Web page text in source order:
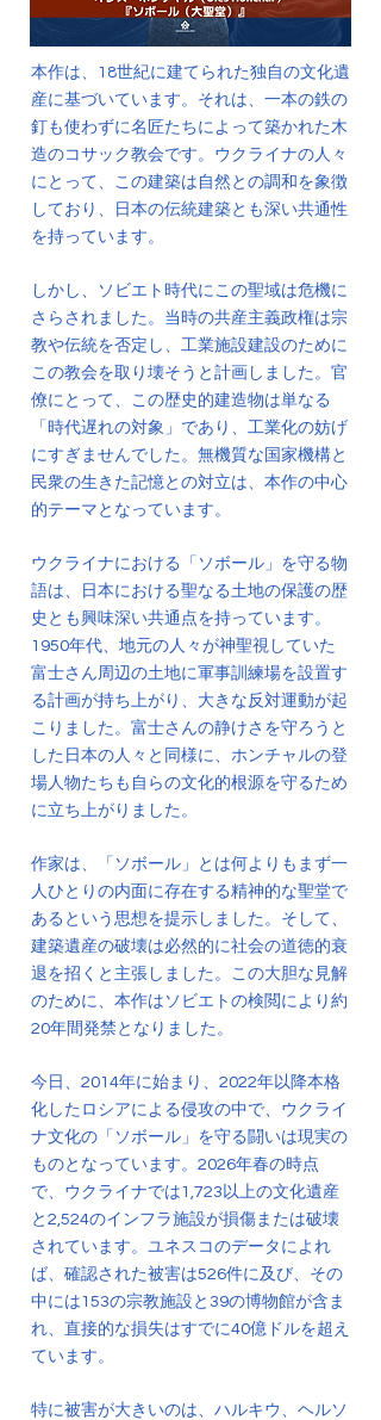
本作は、18世紀に建てられた独自の文化遺
産に基づいています。それは、一本の鉄の
釘も使わずに名匠たちによって築かれた木
造のコサック教会です。ウクライナの人々
にとって、この建築は自然との調和を象徴
しており、日本の伝統建築とも深い共通性
を持っています。
しかし、ソビエト時代にこの聖域は危機に
さらされました。当時の共産主義政権は宗
教や伝統を否定し、工業施設建設のために
この教会を取り壊そうと計画しました。官
僚にとって、この歴史的建造物は単なる
「時代遅れの対象」であり、工業化の妨げ
にすぎませんでした。無機質な国家機構と
民衆の生きた記憶との対立は、本作の中心
的テーマとなっています。
ウクライナにおける「ソボール」を守る物
語は、日本における聖なる土地の保護の歴
史とも興味深い共通点を持っています。
1950年代、地元の人々が神聖視していた
富士さん周辺の土地に軍事訓練場を設置す
る計画が持ち上がり、大きな反対運動が起
こりました。富士さんの静けさを守ろうと
した日本の人々と同様に、ホンチャルの登
場人物たちも自らの文化的根源を守るため
に立ち上がりました。
作家は、「ソボール」とは何よりもまず一
人ひとりの内面に存在する精神的な聖堂で
あるという思想を提示しました。そして、
建築遺産の破壊は必然的に社会の道徳的衰
退を招くと主張しました。この大胆な見解
のために、本作はソビエトの検閲により約
20年間発禁となりました。
今日、2014年に始まり、2022年以降本格
化したロシアによる侵攻の中で、ウクライ
ナ文化の「ソボール」を守る闘いは現実の
ものとなっています。2026年春の時点
で、ウクライナでは1,723以上の文化遺産
と2,524のインフラ施設が損傷または破壊
されています。ユネスコのデータによれ
ば、確認された被害は526件に及び、その
中には153の宗教施設と39の博物館が含ま
れ、直接的な損失はすでに40億ドルを超え
ています。
特に被害が大きいのは、ハルキウ、ヘルソ